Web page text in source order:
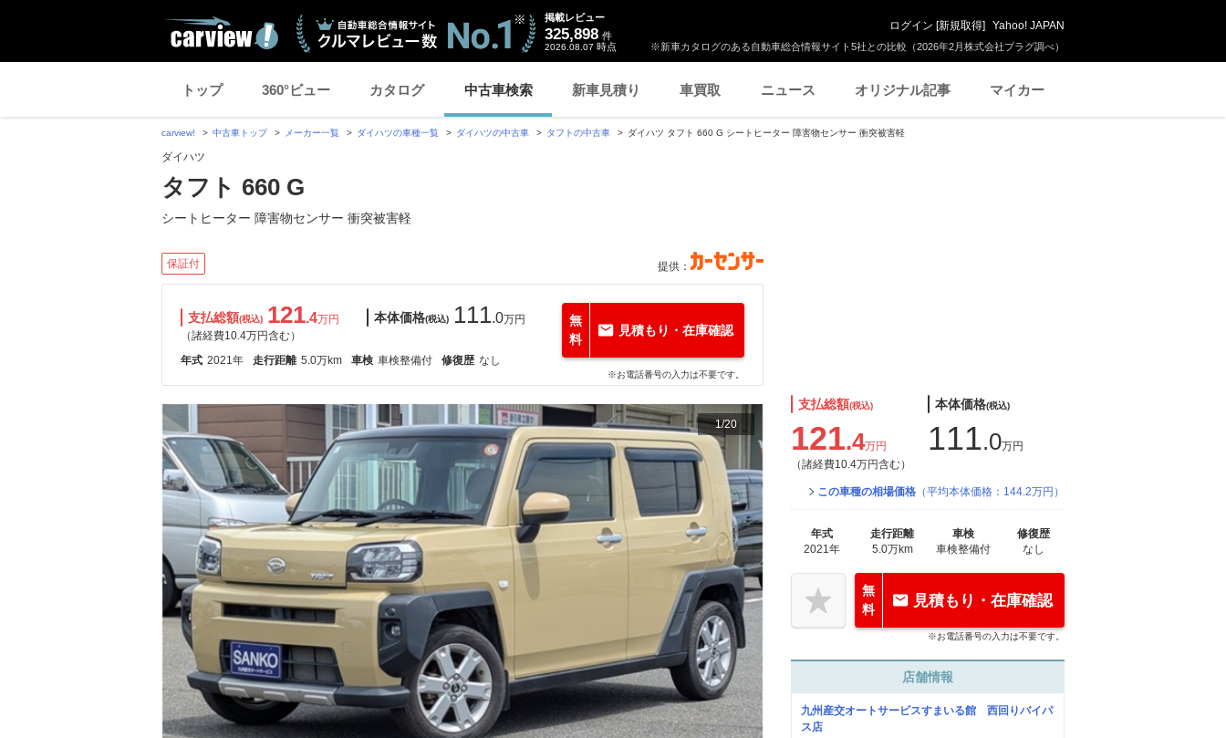
※新車カタログのある自動車総合情報サイト5社との比較（2026年2月株式会社プラグ調べ）
掲載レビュー
325,898 件
2026.08.07 時点
ログイン [新規取得] Yahoo! JAPAN
トップ 360°ビュー カタログ 中古車検索 新車見積り 車買取 ニュース オリジナル記事 マイカー
carview! 中古車トップ メーカー一覧 ダイハツの車種一覧 ダイハツの中古車 タフトの中古車 ダイハツ タフト 660 G シートヒーター 障害物センサー 衝突被害軽
ダイハツ
タフト 660 G
シートヒーター 障害物センサー 衝突被害軽
保証付 提供：
支払総額(税込) 121.4万円
（諸経費10.4万円含む）
本体価格(税込) 111.0万円
年式 2021年 走行距離 5.0万km 車検 車検整備付 修復歴 なし
無
料
見積もり・在庫確認
※お電話番号の入力は不要です。
1/20
支払総額(税込)
121.4万円
（諸経費10.4万円含む）
本体価格(税込)
111.0万円
この車種の相場価格 （平均本体価格：144.2万円）
年式
2021年
走行距離
5.0万km
車検
車検整備付
修復歴
なし
無
料
見積もり・在庫確認
※お電話番号の入力は不要です。
店舗情報
九州産交オートサービスすまいる館 西回りバイパ
ス店